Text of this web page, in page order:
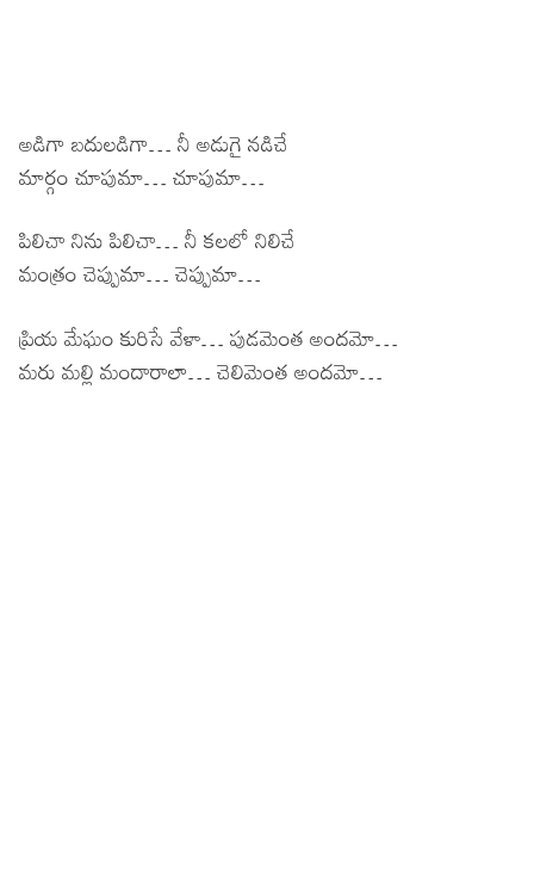
అడిగా బదులడిగా… నీ అడుగై నడిచే
మార్గం చూపుమా… చూపుమా…
పిలిచా నిను పిలిచా… నీ కలలో నిలిచే
మంత్రం చెప్పుమా… చెప్పుమా…
ప్రియ మేఘం కురిసే వేళా… పుడమెంత అందమో…
మరు మల్లి మందారాలా… చెలిమెంత అందమో…